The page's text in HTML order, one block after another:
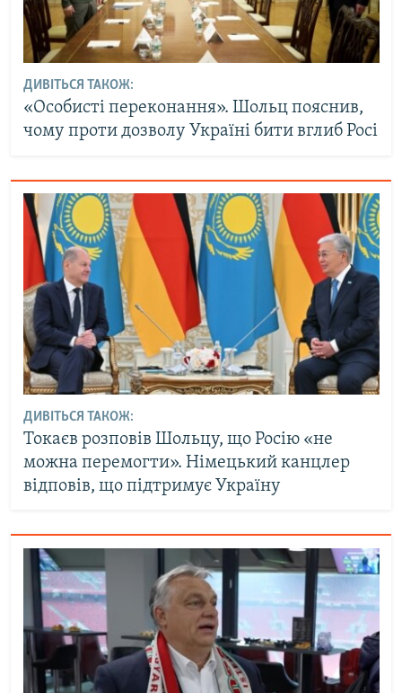
ДИВІТЬСЯ ТАКОЖ:
«Особисті переконання». Шольц пояснив,
чому проти дозволу Україні бити вглиб Росі
ДИВІТЬСЯ ТАКОЖ:
Токаєв розповів Шольцу, що Росію «не
можна перемогти». Німецький канцлер
відповів, що підтримує Україну